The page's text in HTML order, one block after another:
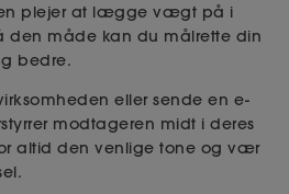
plejer at lægge vægt på i
den måde kan du målrette din
bedre.
eller sende en e-
modtageren midt i deres
altid den venlige tone og vær